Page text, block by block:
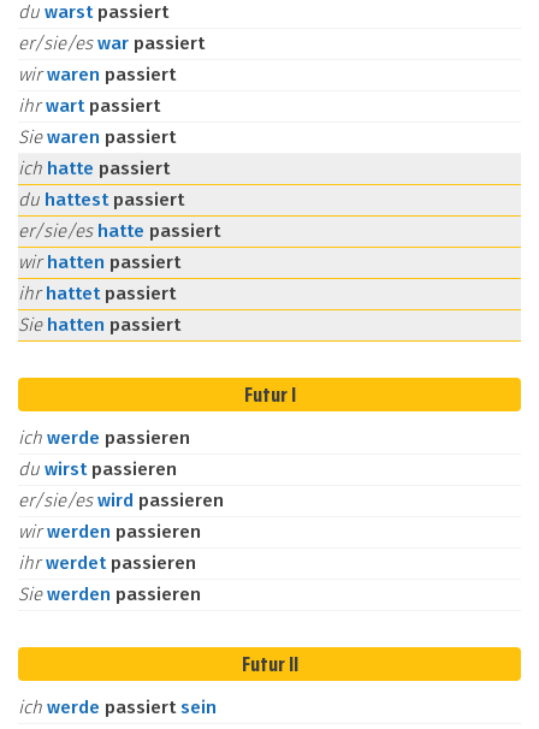
du warst passiert
er/sie/eswar passiert
wirwaren passiert
ihrwart passiert
Siewaren passiert
ich hatte passiert
du hattest passiert
er/sie/es hatte passiert
wirhatten passiert
ihrhattet passiert
Sie hatten passiert
Futur I
ich werde passieren
du wirst passieren
er/sie/eswird passieren
wirwerden passieren
ihrwerdet passieren
Siewerden passieren
Futur II
ich werde passiertsein